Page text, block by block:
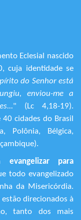
Eclesial nascido
cuja identidade se
do Senhor está
enviou-me a
" (Lc 4,18-19).
cidades do Brasil
Polônia, Bélgica,
evangelizar para
todo evangelizado
da Misericórdia.
direcionados à
tanto dos mais